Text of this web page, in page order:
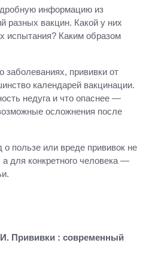
информацию из
разных вакцин. Какой у них
испытания? Каким образом
заболеваниях, прививки от
календарей вакцинации.
недуга и что опаснее —
осложнения после
пользе или вреде прививок не
для конкретного человека —
Прививки : современный